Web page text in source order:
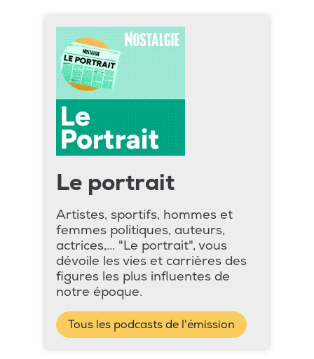
Le portrait
Artistes, sportifs, hommes et
femmes politiques, auteurs,
actrices,... "Le portrait", vous
dévoile les vies et carrières des
figures les plus influentes de
notre époque.
Tous les podcasts de l'émission